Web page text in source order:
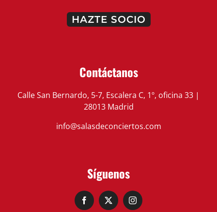
HAZTE SOCIO
Contáctanos
Calle San Bernardo, 5-7, Escalera C, 1º, oficina 33 |
28013 Madrid
info@salasdeconciertos.com
Síguenos